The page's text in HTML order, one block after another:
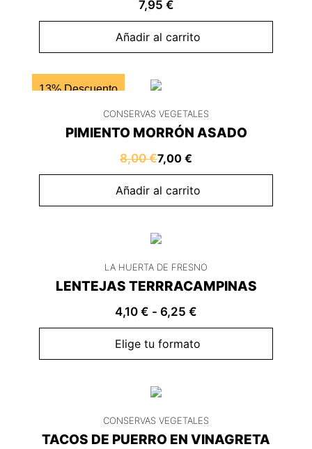
7,95 €
Añadir al carrito
13% Descuento
CONSERVAS VEGETALES
PIMIENTO MORRÓN ASADO
8,00€7,00 €
Añadir al carrito
LA HUERTA DE FRESNO
LENTEJAS TERRRACAMPINAS
4,10 € - 6,25 €
Elige tu formato
CONSERVAS VEGETALES
TACOS DE PUERRO EN VINAGRETA